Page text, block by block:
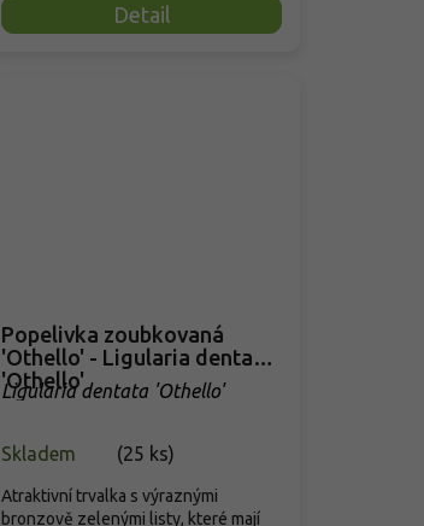
Detail
Popelivka zoubkovaná
'Othello' - Ligularia dentata
'Othello'
Ligularia dentata 'Othello'
Skladem (25 ks)
Atraktivní trvalka s výraznými
bronzově zelenými listy, které mají